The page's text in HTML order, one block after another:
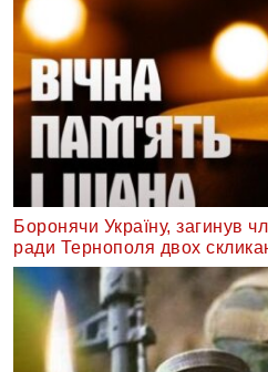
Боронячи Україну, загинув
ради Тернополя двох